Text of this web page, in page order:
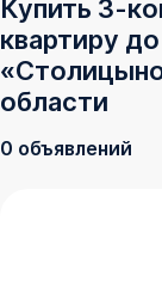
Купить 3-
квартиру
области
0 объявлений